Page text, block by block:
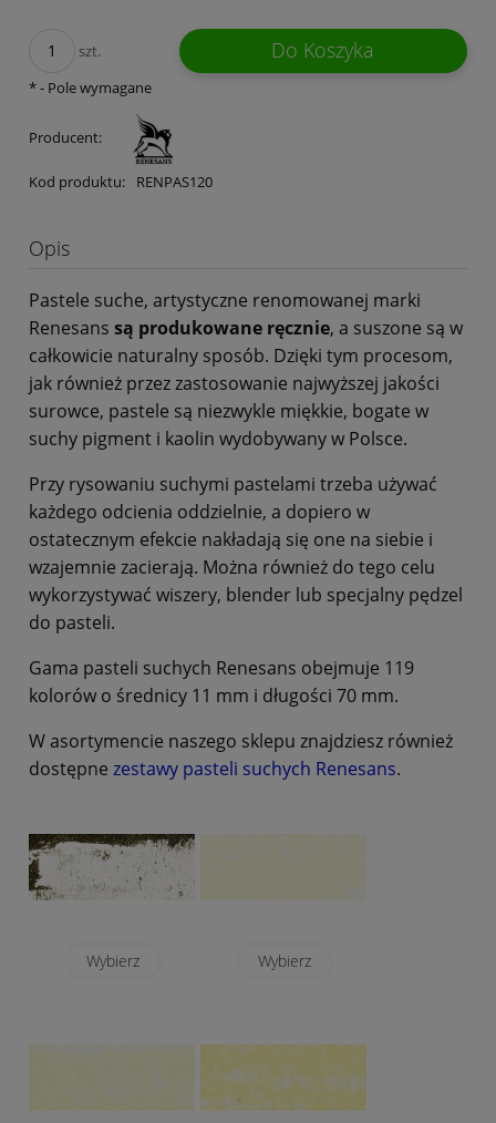
szt. Do Koszyka
*- Pole wymagane
Producent:
Kod produktu: RENPAS120
Opis
Pastele suche, artystyczne renomowanej marki
Renesans są produkowane ręcznie, a suszone są w
całkowicie naturalny sposób. Dzięki tym procesom,
jak również przez zastosowanie najwyższej jakości
surowce, pastele są niezwykle miękkie, bogate w
suchy pigment i kaolin wydobywany w Polsce.
Przy rysowaniu suchymi pastelami trzeba używać
każdego odcienia oddzielnie, a dopiero w
ostatecznym efekcie nakładają się one na siebie i
wzajemnie zacierają. Można również do tego celu
wykorzystywać wiszery, blender lub specjalny pędzel
do pasteli.
Gama pasteli suchych Renesans obejmuje 119
kolorów o średnicy 11 mm i długości 70 mm.
W asortymencie naszego sklepu znajdziesz również
dostępne zestawy pasteli suchych Renesans.
Wybierz Wybierz